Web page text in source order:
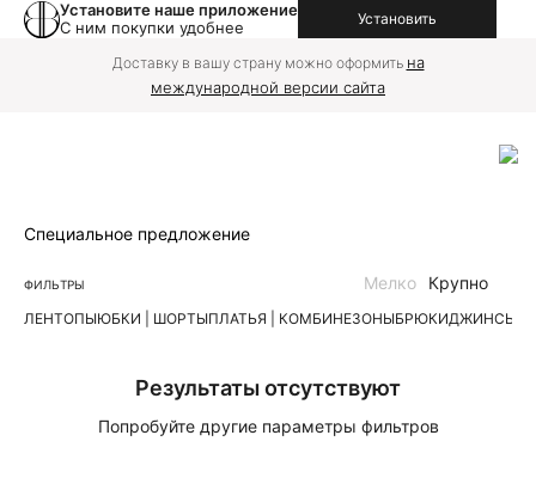
Установите наше приложение
С ним покупки удобнее
Установить
Доставку в вашу страну можно оформить на
международной версии сайта
Специальное предложение
ФИЛЬТРЫ
ЛЕНТОПЫЮБКИ | ШОРТЫПЛАТЬЯ | КОМБИНЕЗОНЫБРЮКИДЖИНСЫ
Мелко Крупно
Результаты отсутствуют
Попробуйте другие параметры фильтров